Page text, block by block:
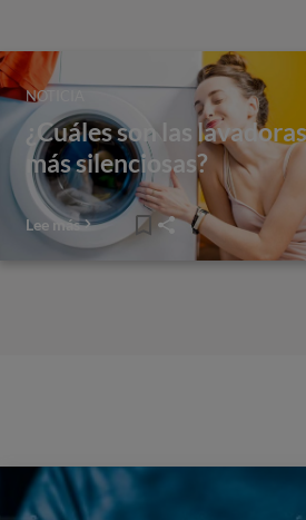
NOTICIA
¿Cuáles son las lavadoras
más silenciosas?
Lee más